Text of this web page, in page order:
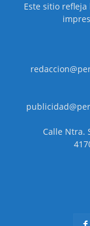
Este sitio
Calle Ntra.